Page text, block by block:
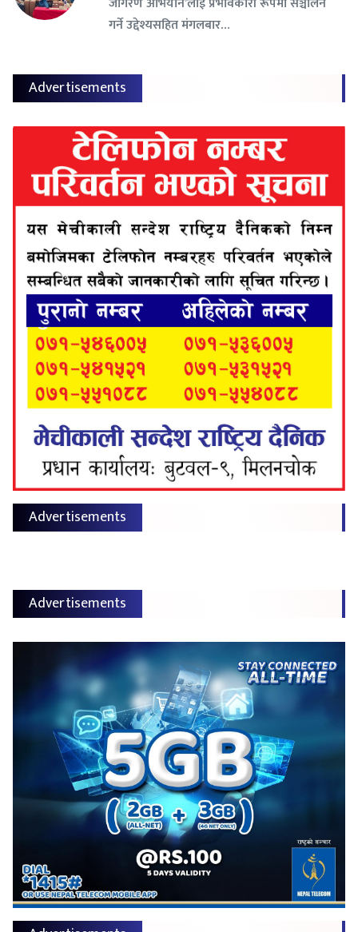
गर्ने उद्देश्यसहित मंगलबार…
Advertisements
Advertisements
Advertisements